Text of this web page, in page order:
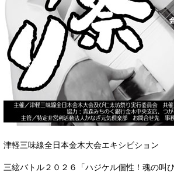
津軽三味線全日本金木大会エキシビション
三絃バトル２０２６「ハジケル個性！魂の叫び